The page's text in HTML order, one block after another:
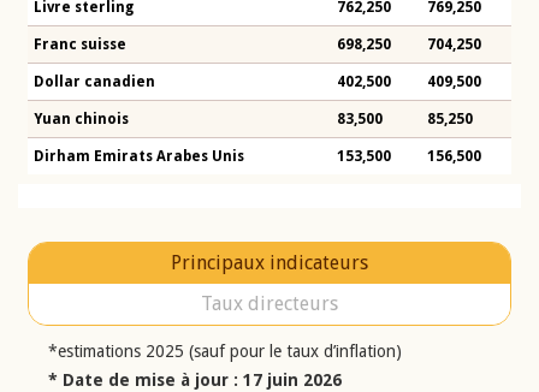
Livre sterling 762,250 769,250
Franc suisse 698,250 704,250
Dollar canadien 402,500 409,500
Yuan chinois 83,500 85,250
Dirham Emirats Arabes Unis 153,500 156,500
Principaux indicateurs
Taux directeurs
*estimations 2025 (sauf pour le taux d’inflation)
* Date de mise à jour : 17 juin 2026